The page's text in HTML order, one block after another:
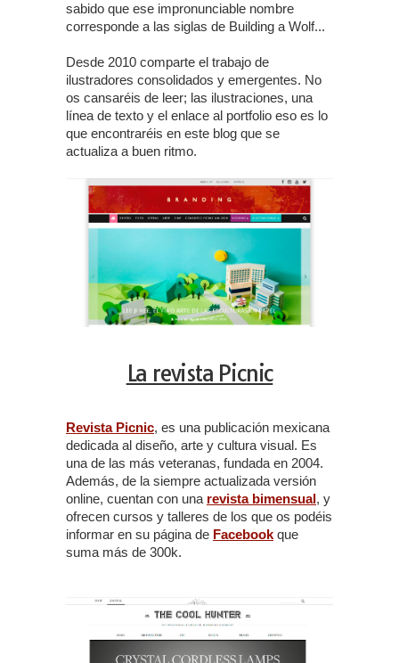
sabido que ese impronunciable nombre
corresponde a las siglas de Building a Wolf...
Desde 2010 comparte el trabajo de
ilustradores consolidados y emergentes. No
os cansaréis de leer; las ilustraciones, una
línea de texto y el enlace al portfolio eso es lo
que encontraréis en este blog que se
actualiza a buen ritmo.
La revista Picnic
Revista Picnic, es una publicación mexicana
dedicada al diseño, arte y cultura visual. Es
una de las más veteranas, fundada en 2004.
Además, de la siempre actualizada versión
online, cuentan con una revista bimensual, y
ofrecen cursos y talleres de los que os podéis
informar en su página de Facebook que
suma más de 300k.